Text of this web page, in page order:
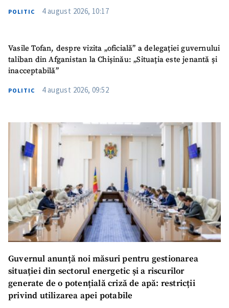
POLITIC 4 august 2026, 10:17
Vasile Tofan, despre vizita „oficială” a delegației guvernului
taliban din Afganistan la Chișinău: „Situația este jenantă și
inacceptabilă”
POLITIC 4 august 2026, 09:52
Guvernul anunță noi măsuri pentru gestionarea
situației din sectorul energetic și a riscurilor
generate de o potențială criză de apă: restricții
privind utilizarea apei potabile